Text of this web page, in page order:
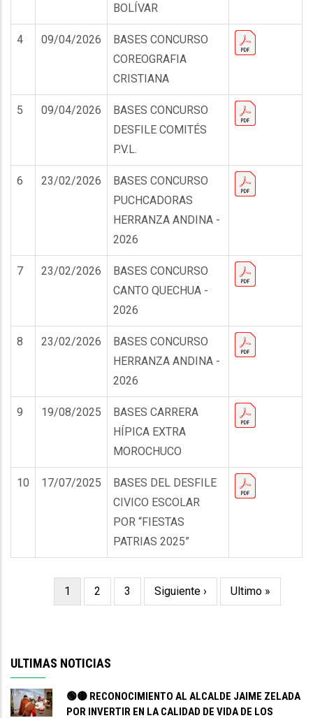
BOLÍVAR
4 09/04/2026
BASES CONCURSO
COREOGRAFIA
CRISTIANA
5 09/04/2026
BASES CONCURSO
DESFILE COMITÉS
P.V.L.
6 23/02/2026
BASES CONCURSO
PUCHCADORAS
HERRANZA ANDINA -
2026
7 23/02/2026
BASES CONCURSO
CANTO QUECHUA -
2026
8 23/02/2026
BASES CONCURSO
HERRANZA ANDINA -
2026
9 19/08/2025
BASES CARRERA
HÍPICA EXTRA
MOROCHUCO
10 17/07/2025
BASES DEL DESFILE
CIVICO ESCOLAR
POR “FIESTAS
PATRIAS 2025”
PaginaciónPágina
1 Page
2 Page
3
Siguiente
Siguiente ›
Última
Ultimo »
ULTIMAS NOTICIAS
🟢🟡 RECONOCIMIENTO AL ALCALDE JAIME ZELADA
POR INVERTIR EN LA CALIDAD DE VIDA DE LOS